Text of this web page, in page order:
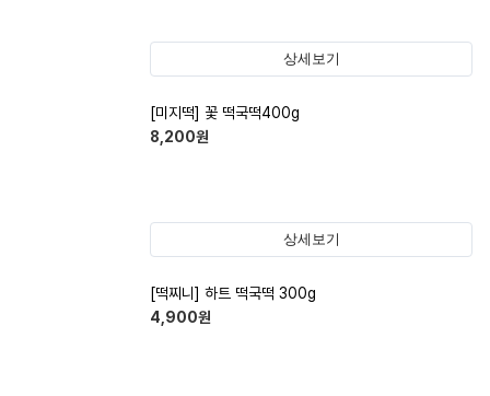
상세보기
[미지떡] 꽃 떡국떡400g
8,200원
상세보기
[떡찌니] 하트 떡국떡 300g
4,900원